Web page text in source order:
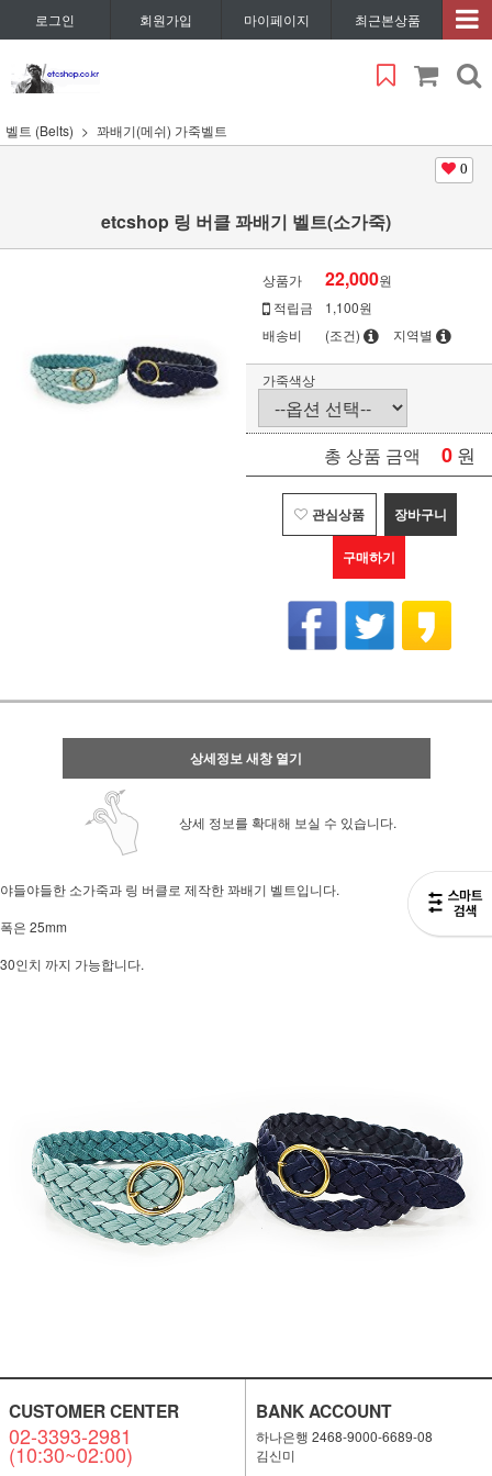
로그인 회원가입 마이페이지 최근본상품
벨트 (Belts) 꽈배기(메쉬) 가죽벨트
0
etcshop 링 버클 꽈배기 벨트(소가죽)
상품가 22,000원
적립금
1,100원
배송비
(조건) 지역별
가죽색상
총 상품 금액 0 원
관심상품 장바구니
구매하기
상세정보 새창 열기
상세 정보를 확대해 보실 수 있습니다.
야들야들한 소가죽과 링 버클로 제작한 꽈배기 벨트입니다.
폭은 25mm
30인치 까지 가능합니다.
CUSTOMER CENTER
02-3393-2981
(10:30~02:00)
BANK ACCOUNT
하나은행 2468-9000-6689-08
김신미